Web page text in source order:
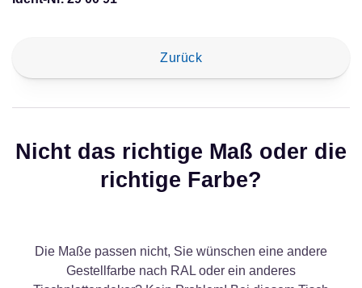
Zurück
Nicht das richtige Maß oder die
richtige Farbe?
Die Maße passen nicht, Sie wünschen eine andere
Gestellfarbe nach RAL oder ein anderes